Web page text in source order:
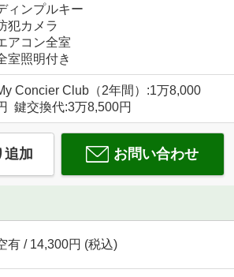
ィンプルキー
犯カメラ
アコン全室
室照明付き
Concier Club（2年間）:1万8,000
鍵交換代:3万8,500円
追加 お問い合わせ
有 / 14,300円 (税込)